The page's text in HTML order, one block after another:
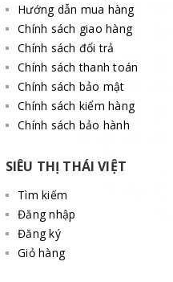
Hướng dẫn mua hàng
Chính sách giao hàng
Chính sách đổi trả
Chính sách thanh toán
Chính sách bảo mật
Chính sách kiểm hàng
Chính sách bảo hành
SIÊU THỊ THÁI VIỆT
Tìm kiếm
Đăng nhập
Đăng ký
Giỏ hàng